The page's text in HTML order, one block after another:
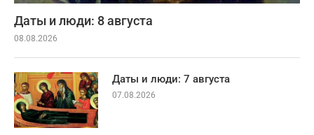
Даты и люди: 8 августа
08.08.2026
Даты и люди: 7 августа
07.08.2026